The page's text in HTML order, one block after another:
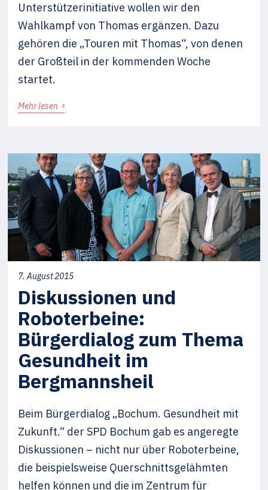
Unterstützerinitiative wollen wir den
Wahlkampf von Thomas ergänzen. Dazu
gehören die „Touren mit Thomas“, von denen
der Großteil in der kommenden Woche
startet.
Mehr lesen ›
7. August 2015
Diskussionen und
Roboterbeine:
Bürgerdialog zum Thema
Gesundheit im
Bergmannsheil
Beim Bürgerdialog „Bochum. Gesundheit mit
Zukunft.“ der SPD Bochum gab es angeregte
Diskussionen – nicht nur über Roboterbeine,
die beispielsweise Querschnittsgelähmten
helfen können und die im Zentrum für